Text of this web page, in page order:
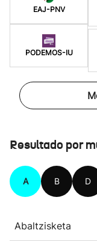
EAJ-PNV
PODEMOS-IU
Resultado por
A B D
Abaltzisketa